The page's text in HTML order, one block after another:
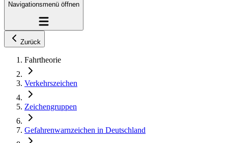
Navigationsmenü öffnen
Zurück
Fahrtheorie
Verkehrszeichen
Zeichengruppen
Gefahrenwarnzeichen in Deutschland